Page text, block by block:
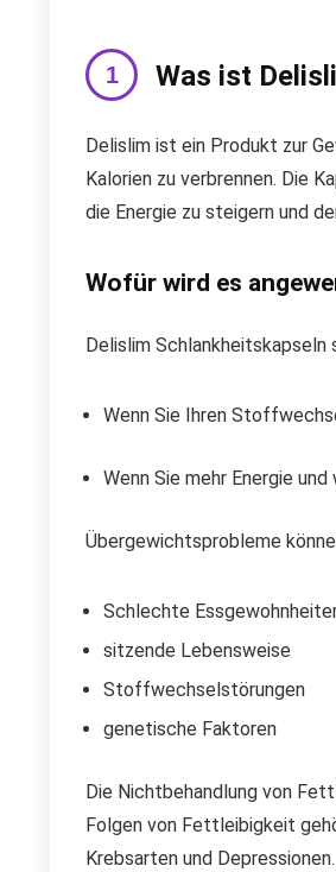
Was ist
Delislim ist ein Produkt zur
Kalorien zu verbrennen. Die
die Energie zu steigern und
Wofür wird es
Delislim
Wenn Sie Ihren
Wenn Sie mehr Energie
Übergewichtsprobleme
Schlechte
sitzende Lebensweise
Stoffwechselstörungen
genetische Faktoren
Die Nichtbehandlung von
Folgen von Fettleibigkeit
Krebsarten und Depressionen.